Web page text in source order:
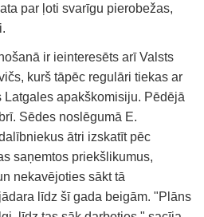
par ļoti svarīgu pierobežas,
ir ieinteresēts arī Valsts
kurš tāpēc regulāri tiekas ar
Latgales apakškomisiju. Pēdējā
Sēdes noslēgumā E.
ātri izskatīt pēc
saņemtos priekšlikumus,
nekavējoties sākt tā
līdz šī gada beigām. "Plāns